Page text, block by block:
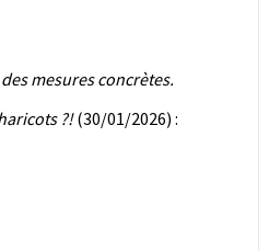
mesures concrètes.
?!(30/01/2026) :